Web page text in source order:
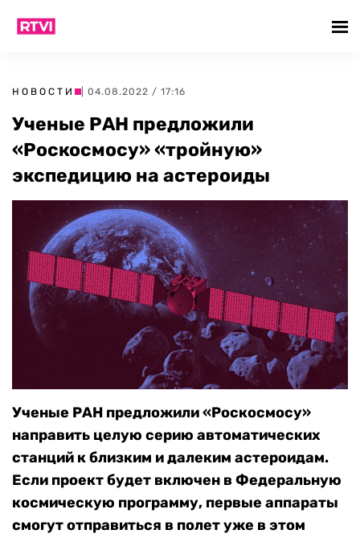
НОВОСТИ | 04.08.2022 / 17:16
Ученые РАН предложили
«Роскосмосу» «тройную»
экспедицию на астероиды
Ученые РАН предложили «Роскосмосу»
направить целую серию автоматических
станций к близким и далеким астероидам.
Если проект будет включен в Федеральную
космическую программу, первые аппараты
смогут отправиться в полет уже в этом